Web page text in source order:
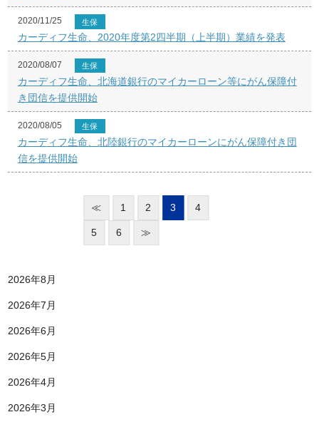
2020/11/25 生保
カーディフ生命、2020年度第2四半期（上半期）業績を発表
2020/08/07 生保
カーディフ生命、北海道銀行のマイカーローン等にがん保障付
き団信を提供開始
2020/08/05 生保
カーディフ生命、北陸銀行のマイカーローンにがん保障付き団
信を提供開始
≪ 1 2 3 4
5 6 ≫
2026年8月
2026年7月
2026年6月
2026年5月
2026年4月
2026年3月